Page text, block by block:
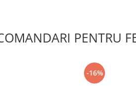
PENTRU
-16%